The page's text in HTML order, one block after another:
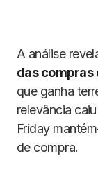
A análise
das compras
que ganha
relevância
Friday
de compra.